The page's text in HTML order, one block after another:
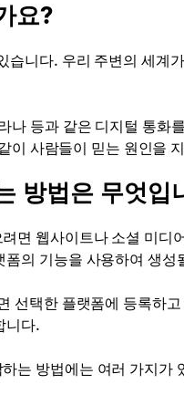
요?
습니다. 우리 주변의 세계
나 등과 같은 디지털 통화
이 사람들이 믿는 원인을
방법은 무엇입
면 웹사이트나 소셜 미
의 기능을 사용하여 생성
선택한 플랫폼에 등록하
니다.
는 방법에는 여러 가지가